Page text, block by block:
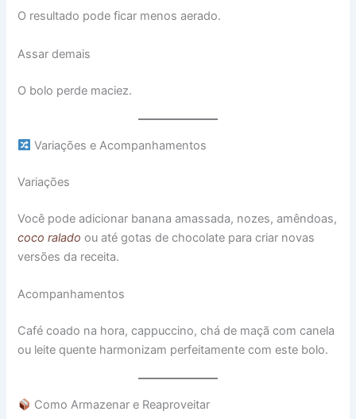
O resultado pode ficar menos aerado.
Assar demais
O bolo perde maciez.
Variações e Acompanhamentos
Variações
Você pode adicionar banana amassada, nozes, amêndoas,
coco ralado ou até gotas de chocolate para criar novas
versões da receita.
Acompanhamentos
Café coado na hora, cappuccino, chá de maçã com canela
ou leite quente harmonizam perfeitamente com este bolo.
Como Armazenar e Reaproveitar